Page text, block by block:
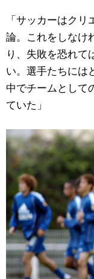
「サッカーはク
論。これをしなけ
り、失敗を恐れて
い。選手たちには
中でチームとして
ていた」